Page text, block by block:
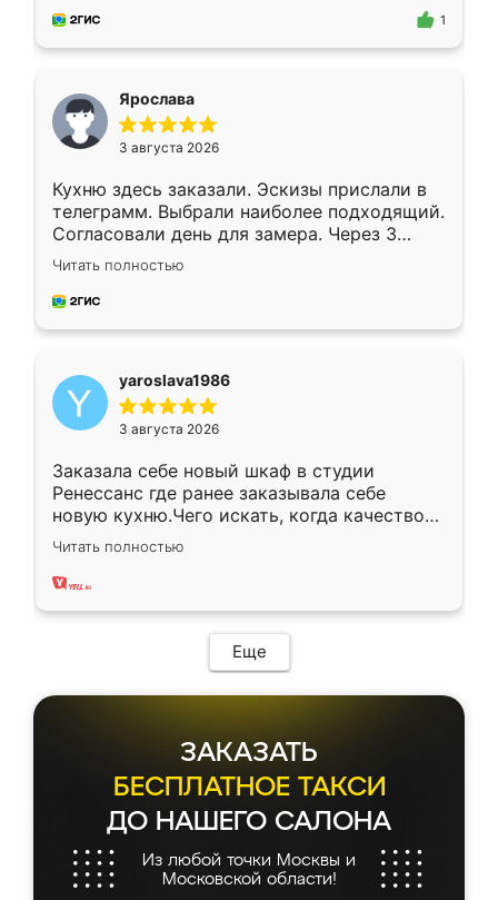
предложил по моему эскизу самый
1
Ярослава
3 августа 2026
Кухню здесь заказали. Эскизы прислали в
телеграмм. Выбрали наиболее подходящий.
Согласовали день для замера. Через 3
недели кухня была уже готова. Остались
довольны работой. Спасибо Ренессанс
мебель за качественную работу!
Читать полностью
yaroslava1986
3 августа 2026
Заказала себе новый шкаф в студии
Ренессанс где ранее заказывала себе
новую кухню.Чего искать, когда качеством
вполне довольна. Служит кухня уже почти
два года, нареканий нет.
Читать полностью
Еще
ЗАКАЗАТЬ
БЕСПЛАТНОЕ ТАКСИ
ДО НАШЕГО САЛОНА
Из любой точки Москвы и
Московской области!